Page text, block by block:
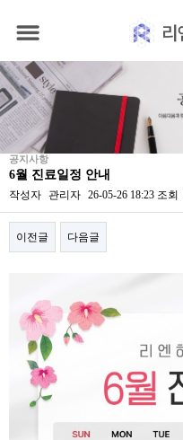
공지사항
6월 진료일정 안내
작성자 관리자 26-05-26 18:23 조회
이전글 다음글